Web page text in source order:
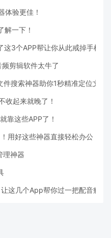
体验更佳！
解一下！
3个APP帮让你从此戒掉手机！
剪辑软件太牛了
搜索神器助你1秒精准定位文件
收起来就晚了！
靠这些APP了！
用好这些神器直接轻松办公
理神器
这几个App帮你过一把配音瘾